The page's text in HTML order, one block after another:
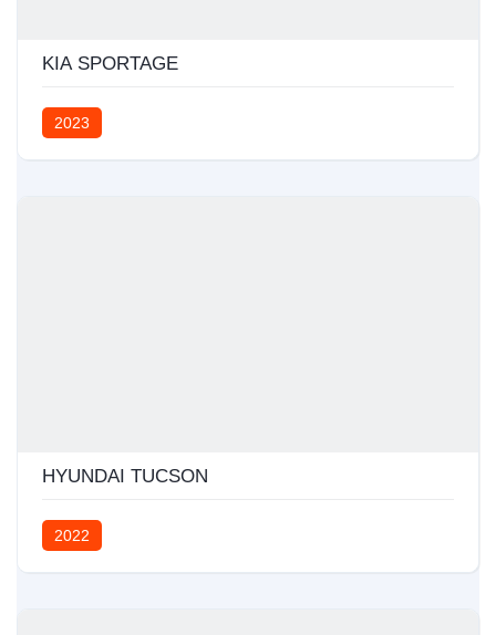
KIA SPORTAGE
2023
HYUNDAI TUCSON
2022